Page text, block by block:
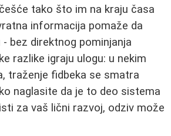
tako što im na kraju časa
informacija pomaže da
bez direktnog pominjanja
razlike igraju ulogu: u nekim
traženje fidbeka se smatra
naglasite da je to deo sistema
za vaš lični razvoj, odziv može